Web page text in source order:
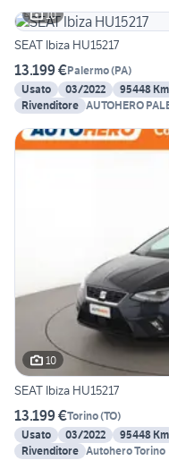
10
SEAT Ibiza HU15217
13.199 €Palermo(PA)
Usato
03/2022 95448 Km
Rivenditore AUTOHERO
10
SEAT Ibiza HU15217
13.199 €Torino(TO)
Usato
03/2022 95448 Km
Rivenditore Autohero Torino